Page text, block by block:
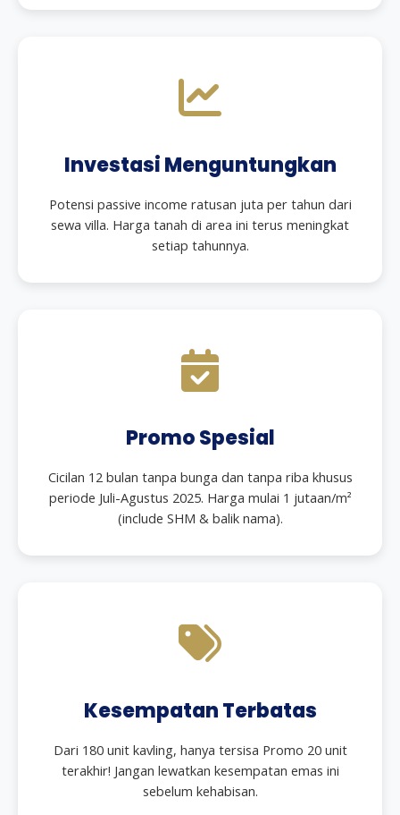
Investasi Menguntungkan
Potensi passive income ratusan juta per tahun dari
sewa villa. Harga tanah di area ini terus meningkat
setiap tahunnya.
Promo Spesial
Cicilan 12 bulan tanpa bunga dan tanpa riba khusus
periode Juli-Agustus 2025. Harga mulai 1 jutaan/m²
(include SHM & balik nama).
Kesempatan Terbatas
Dari 180 unit kavling, hanya tersisa Promo 20 unit
terakhir! Jangan lewatkan kesempatan emas ini
sebelum kehabisan.